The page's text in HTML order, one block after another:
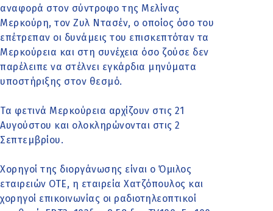
αναφορά στον σύντροφο της Μελίνας
Μερκούρη, τον Ζυλ Ντασέν, ο οποίος όσο του
επέτρεπαν οι δυνάμεις του επισκεπτόταν τα
Μερκούρεια και στη συνέχεια όσο ζούσε δεν
παρέλειπε να στέλνει εγκάρδια μηνύματα
υποστήριξης στον θεσμό.
Τα φετινά Μερκούρεια αρχίζουν στις 21
Αυγούστου και ολοκληρώνονται στις 2
Σεπτεμβρίου.
Χορηγοί της διοργάνωσης είναι ο Όμιλος
εταιρειών ΟΤΕ, η εταιρεία Χατζόπουλος και
χορηγοί επικοινωνίας οι ραδιοτηλεοπτικοί